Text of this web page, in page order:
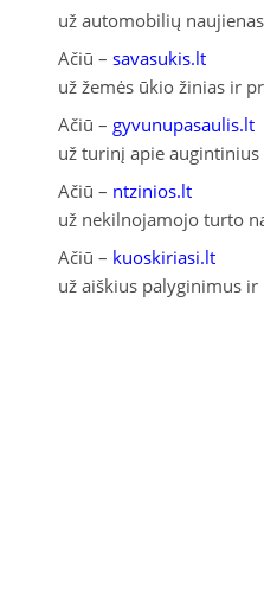
už automobilių
Ačiū – savasukis.lt
už žemės ūkio žinias ir
Ačiū – gyvunupasaulis.lt
už turinį apie
Ačiū – ntzinios.lt
už nekilnojamojo turto
Ačiū – kuoskiriasi.lt
už aiškius palyginimus